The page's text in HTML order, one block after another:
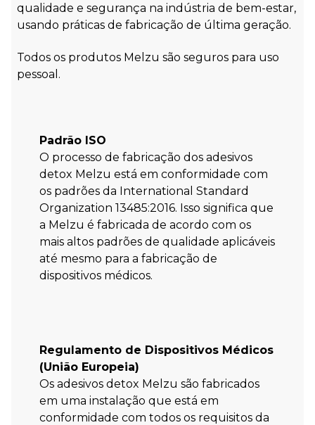
qualidade e segurança na indústria de bem-estar,
usando práticas de fabricação de última geração.
Todos os produtos Melzu são seguros para uso
pessoal.
Padrão ISO
O processo de fabricação dos adesivos
detox Melzu está em conformidade com
os padrões da International Standard
Organization 13485:2016. Isso significa que
a Melzu é fabricada de acordo com os
mais altos padrões de qualidade aplicáveis
até mesmo para a fabricação de
dispositivos médicos.
Regulamento de Dispositivos Médicos
(União Europeia)
Os adesivos detox Melzu são fabricados
em uma instalação que está em
conformidade com todos os requisitos da